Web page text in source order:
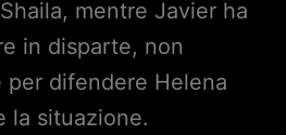
mentre Javier ha
in disparte, non
difendere Helena
la situazione.